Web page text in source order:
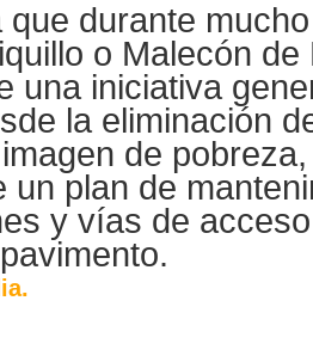
que durante
o Malecón de
una iniciativa
la eliminación
de
un plan de
y vías de